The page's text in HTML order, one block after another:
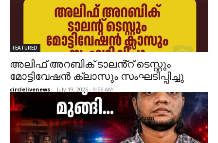
FEATURED
അലിഫ് അറബിക് ടാലൻ്റ് ടെസ്റ്റും
മോട്ടിവേഷൻ ക്ലാസും സംഘടിപ്പിച്ചു
circlelivenews - July 19, 2026 - 9:56 AM